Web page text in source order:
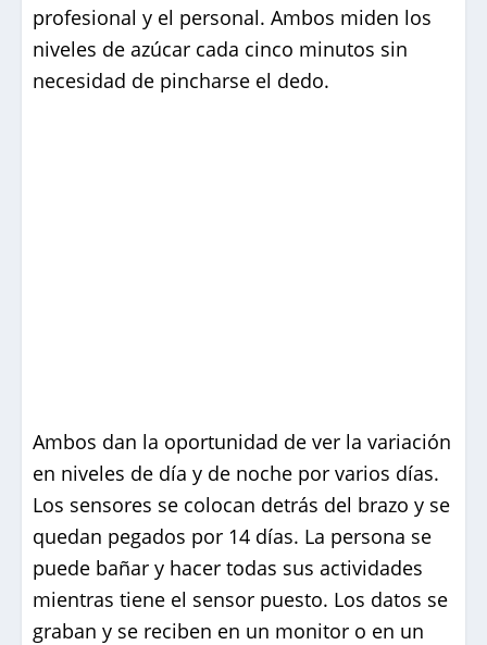
profesional y el personal. Ambos miden los
niveles de azúcar cada cinco minutos sin
necesidad de pincharse el dedo.
Ambos dan la oportunidad de ver la variación
en niveles de día y de noche por varios días.
Los sensores se colocan detrás del brazo y se
quedan pegados por 14 días. La persona se
puede bañar y hacer todas sus actividades
mientras tiene el sensor puesto. Los datos se
graban y se reciben en un monitor o en un